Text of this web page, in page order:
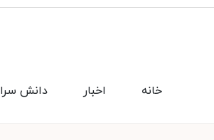
دانش سرا اخبار خانه